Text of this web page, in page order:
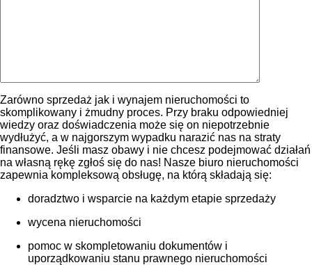
Zarówno sprzedaż jak i wynajem nieruchomości to
skomplikowany i żmudny proces. Przy braku odpowiedniej
wiedzy oraz doświadczenia może się on niepotrzebnie
wydłużyć, a w najgorszym wypadku narazić nas na straty
finansowe. Jeśli masz obawy i nie chcesz podejmować działań
na własną rękę zgłoś się do nas! Nasze biuro nieruchomości
zapewnia kompleksową obsługę, na którą składają się:
doradztwo i wsparcie na każdym etapie sprzedaży
wycena nieruchomości
pomoc w skompletowaniu dokumentów i
uporządkowaniu stanu prawnego nieruchomości